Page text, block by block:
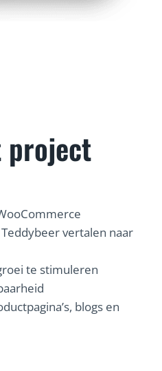
project
vertalen naar
te stimuleren
blogs en